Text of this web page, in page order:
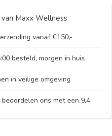
Maxx Wellness
vanaf €150,-
besteld, morgen in huis
in veilige omgeving
ons met een 9,4